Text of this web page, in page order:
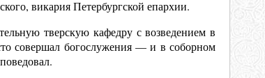
викария Петербургской епархии.
тверскую кафедру с возведением в
совершал богослужения — и в соборном